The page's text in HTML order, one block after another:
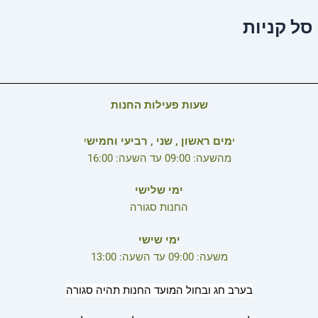
סל קניות
שעות פעילות החנות
ימים ראשון , שני , רביעי וחמישי
מהשעה: 09:00 עד השעה: 16:00
ימי שלישי
החנות סגורה
ימי שישי
משעה: 09:00 עד השעה: 13:00
בערב חג ובחול המועד החנות תהיה סגורה